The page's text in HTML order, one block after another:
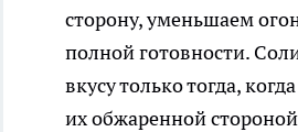
сторону, уменьшаем
полной готовности.
вкусу только тогда,
их обжаренной